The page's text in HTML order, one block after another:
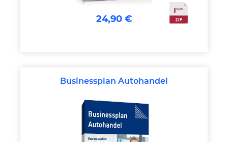
24,90 €
Businessplan Autohandel